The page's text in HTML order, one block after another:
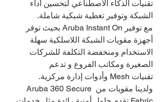
تقنيات الذكاء الاصطناعي لتحسين أداء
الشبكة وتوفير تغطية شبكية شاملة.
مع توفير Aruba Instant On بحيث توفر
أجهزة مقويات الشبكة اللاسلكية سهلة
الاستخدام ومنخفضة التكلفة للشركات
الصغيرة ومكاتب الفروع و تدعم
تقنيات Mesh وأدوات إدارة مركزية.
ولدينا مقويات من Aruba 360 Secure